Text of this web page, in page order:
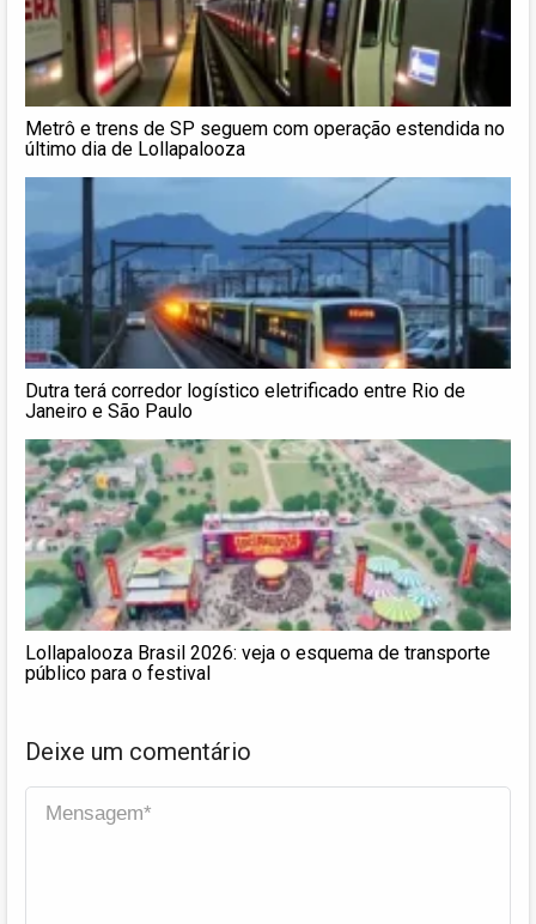
Metrô e trens de SP seguem com operação estendida no
último dia de Lollapalooza
Dutra terá corredor logístico eletrificado entre Rio de
Janeiro e São Paulo
Lollapalooza Brasil 2026: veja o esquema de transporte
público para o festival
Deixe um comentário